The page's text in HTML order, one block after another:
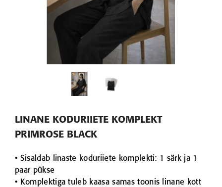
LINANE KODURIIETE KOMPLEKT
PRIMROSE BLACK
• Sisaldab linaste koduriiete komplekti: 1 särk ja 1
paar pükse
• Komplektiga tuleb kaasa samas toonis linane kott
LINANE VAHVELKOEGA RÄTIK
HONEYCOMB POWDER
al. 9,90 €
30x30
100x140